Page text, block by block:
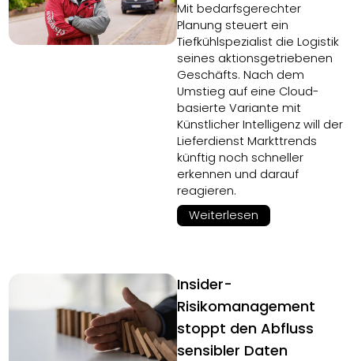
Mit bedarfsgerechter
Planung steuert ein
Tiefkühlspezialist die Logistik
seines aktionsgetriebenen
Geschäfts. Nach dem
Umstieg auf eine Cloud-
basierte Variante mit
Künstlicher Intelligenz will der
Lieferdienst Markttrends
künftig noch schneller
erkennen und darauf
reagieren.
Weiterlesen
Insider-
Risikomanagement
stoppt den Abfluss
sensibler Daten